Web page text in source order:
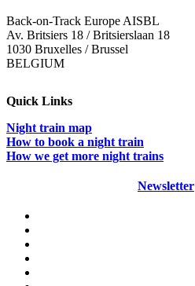
Back-on-Track Europe AISBL
Av. Britsiers 18 / Britsierslaan 18
1030 Bruxelles / Brussel
BELGIUM
Quick Links
Night train map
How to book a night train
How we get more night trains
Newsletter